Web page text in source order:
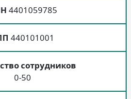
4401059785
440101001
сотрудников
0-50